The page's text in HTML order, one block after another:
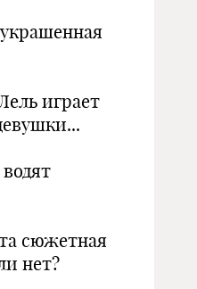
играет
сюжетная
нет?